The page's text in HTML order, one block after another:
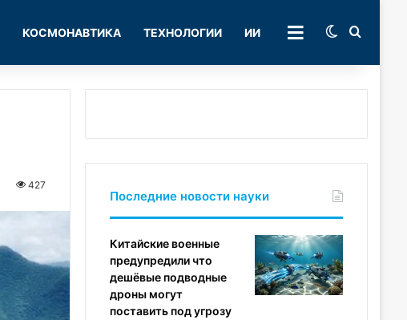
КОСМОНАВТИКА ТЕХНОЛОГИИ ИИ РУБРИКИSwitch skin
427
Последние новости науки
Китайские военные
предупредили что
дешёвые подводные
дроны могут
поставить под угрозу